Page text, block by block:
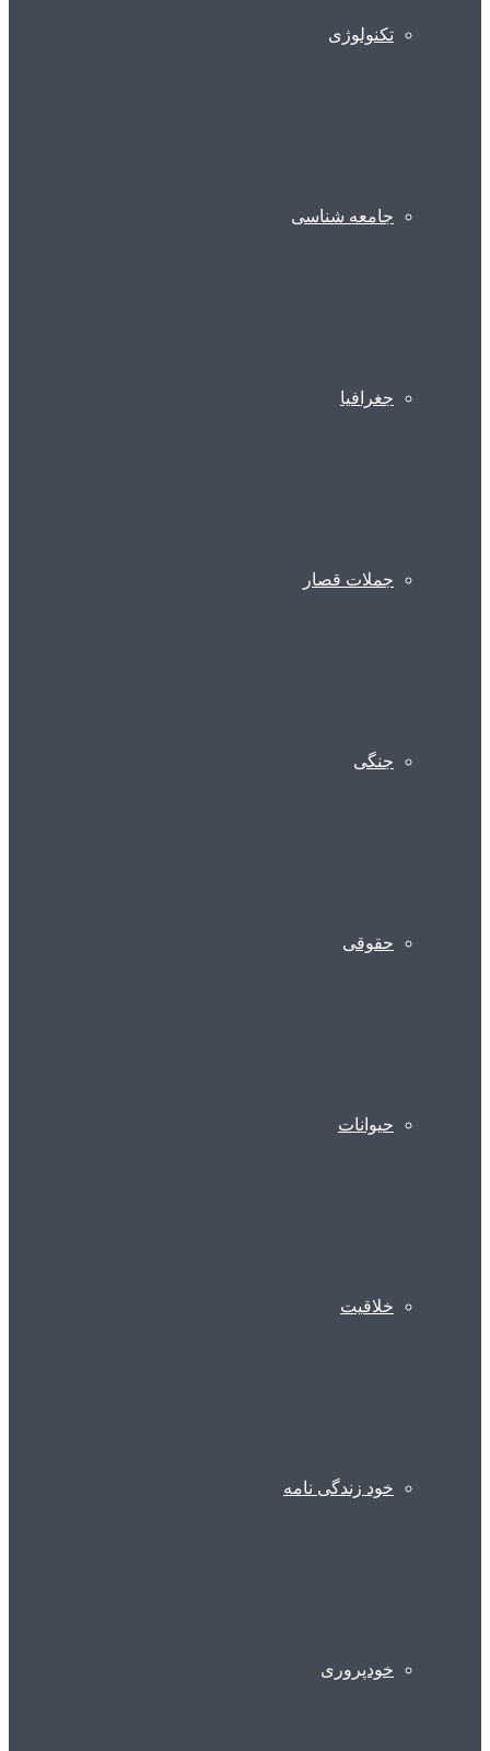
تکنولوژی
جامعه شناسی
جغرافیا
جملات قصار
جنگی
حقوقی
حیوانات
خلاقیت
خود زندگی نامه
خودپروری